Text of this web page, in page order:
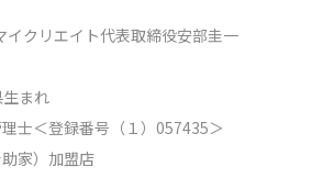
イクリエイト代表取締役安部圭一
生まれ
士＜登録番号（１）057435＞
家）加盟店